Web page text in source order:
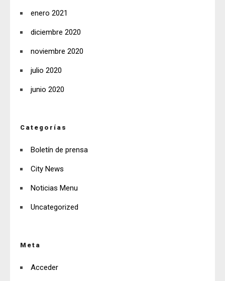
enero 2021
diciembre 2020
noviembre 2020
julio 2020
junio 2020
Categorías
Boletín de prensa
City News
Noticias Menu
Uncategorized
Meta
Acceder